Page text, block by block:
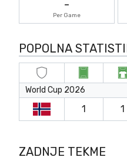
-
Per Game
POPOLNA
World Cup 2026
1 1
ZADNJE TEKME